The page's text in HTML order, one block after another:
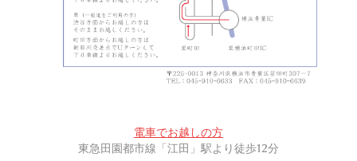
電車でお越しの方
東急田園都市線「江田」駅より徒歩12分